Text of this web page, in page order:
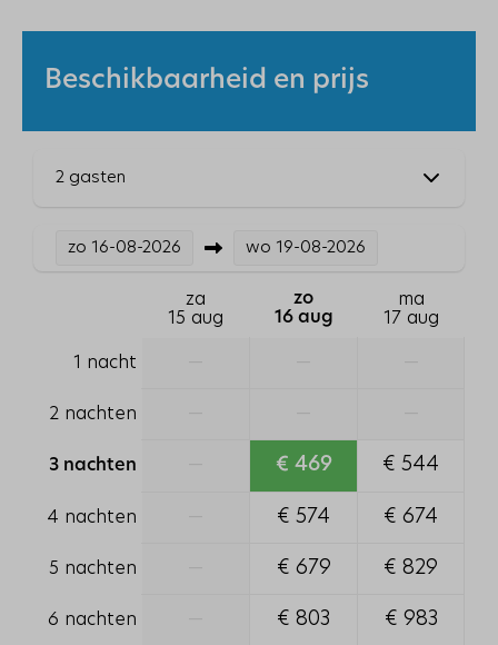
1-persoons dekbed: 4
Huisdieren
Verwarming & Verkoeling
Brandblusser
Beschikbaarheid en prijs
2 gasten
zo 16-08-2026 wo 19-08-2026
za
15 aug
zo
16 aug
ma
17 aug
1 nacht
2 nachten
3 nachten € 469 € 544
4 nachten € 574 € 674
5 nachten € 679 € 829
6 nachten € 803 € 983